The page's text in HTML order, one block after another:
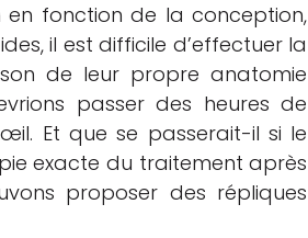
en fonction de la conception,
il est difficile d’effectuer la
de leur propre anatomie
passer des heures de
Et que se passerait-il si le
exacte du traitement après
proposer des répliques